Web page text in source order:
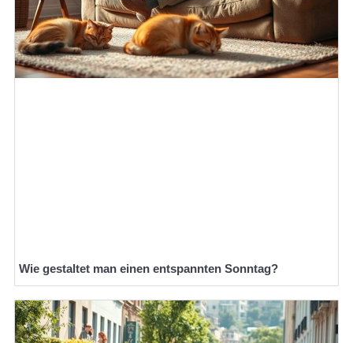
Wie gestaltet man einen entspannten Sonntag?